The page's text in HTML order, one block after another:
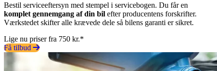
Bestil serviceeftersyn med stempel i servicebogen. Du får en
komplet gennemgang af din bil efter producentens forskrifter.
Værkstedet skifter alle krævede dele så bilens garanti er sikret.
Lige nu priser fra 750 kr.*
Få tilbud